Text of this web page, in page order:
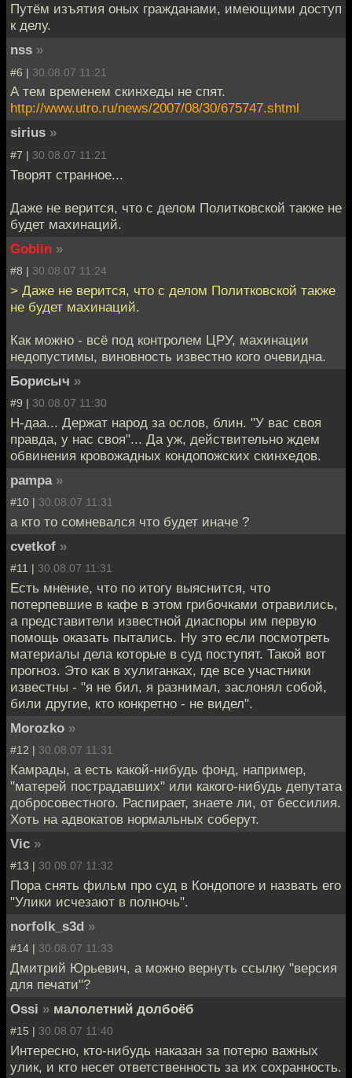
Путём изъятия оных гражданами, имеющими доступ
к делу.
nss »
#6 | 30.08.07 11:21
А тем временем скинхеды не спят.
http://www.utro.ru/news/2007/08/30/675747.shtml
sirius »
#7 | 30.08.07 11:21
Творят странное...
Даже не верится, что с делом Политковской также не
будет махинаций.
Goblin »
#8 | 30.08.07 11:24
> Даже не верится, что с делом Политковской также
не будет махинаций.
Как можно - всё под контролем ЦРУ, махинации
недопустимы, виновность известно кого очевидна.
Борисыч »
#9 | 30.08.07 11:30
Н-даа... Держат народ за ослов, блин. "У вас своя
правда, у нас своя"... Да уж, действительно ждем
обвинения кровожадных кондопожских скинхедов.
pampa »
#10 | 30.08.07 11:31
а кто то сомневался что будет иначе ?
cvetkof »
#11 | 30.08.07 11:31
Есть мнение, что по итогу выяснится, что
потерпевшие в кафе в этом грибочками отравились,
а представители известной диаспоры им первую
помощь оказать пытались. Ну это если посмотреть
материалы дела которые в суд поступят. Такой вот
прогноз. Это как в хулиганках, где все участники
известны - "я не бил, я разнимал, заслонял собой,
били другие, кто конкретно - не видел".
Morozko »
#12 | 30.08.07 11:31
Камрады, а есть какой-нибудь фонд, например,
"матерей пострадавших" или какого-нибудь депутата
добросовестного. Распирает, знаете ли, от бессилия.
Хоть на адвокатов нормальных соберут.
Vic »
#13 | 30.08.07 11:32
Пора снять фильм про суд в Кондопоге и назвать его
"Улики исчезают в полночь".
norfolk_s3d »
#14 | 30.08.07 11:33
Дмитрий Юрьевич, а можно вернуть ссылку "версия
для печати"?
Ossi » малолетний долбоёб
#15 | 30.08.07 11:40
Интересно, кто-нибудь наказан за потерю важных
улик, и кто несет ответственность за их сохранность.